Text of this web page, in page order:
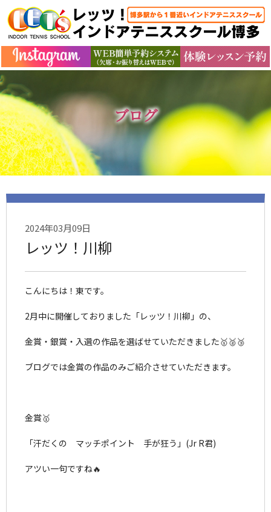
ブログ
2024年03月09日
レッツ！川柳
こんにちは！東です。
2月中に開催しておりました「レッツ！川柳」の、
金賞・銀賞・入選の作品を選ばせていただきました🥇🥈🥉
ブログでは金賞の作品のみご紹介させていただきます。
金賞🥇
「汗だくの マッチポイント 手が狂う」(Jr R君)
アツい一句ですね🔥